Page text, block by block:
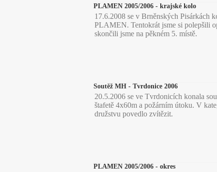
PLAMEN 2005/2006 - krajské kolo
17.6.2008 se v Brněnských Pisárkách
PLAMEN. Tentokrát jsme si polepšili
skončili jsme na pěkném 5. místě.
Soutěž MH - Tvrdonice 2006
20.5.2006 se ve Tvrdonicích konala
štafetě 4x60m a požárním útoku. V
družstvu povedlo zvítězit.
PLAMEN 2005/2006 - okres